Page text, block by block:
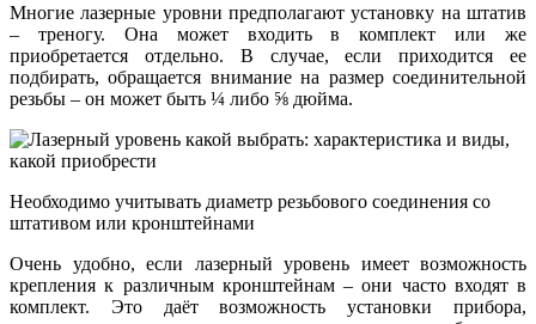
Многие лазерные уровни предполагают установку на штатив
– треногу. Она может входить в комплект или же
приобретается отдельно. В случае, если приходится ее
подбирать, обращается внимание на размер соединительной
резьбы – он может быть ¼ либо ⅝ дюйма.
Необходимо учитывать диаметр резьбового соединения со
штативом или кронштейнами
Очень удобно, если лазерный уровень имеет возможность
крепления к различным кронштейнам – они часто входят в
комплект. Это даёт возможность установки прибора,